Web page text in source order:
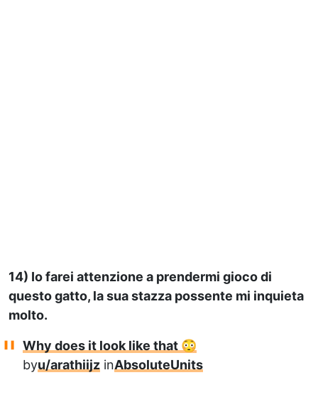
14) Io farei attenzione a prendermi gioco di
questo gatto, la sua stazza possente mi inquieta
molto.
Why does it look like that 😳
byu/arathiijz inAbsoluteUnits